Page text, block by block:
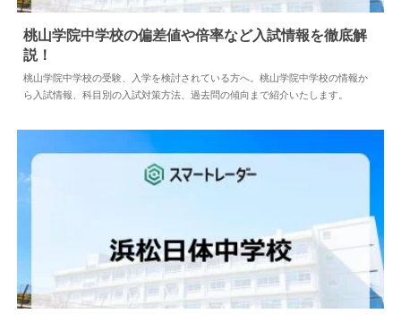
中学情報 2024.04.02
桃山学院中学校の偏差値や倍率など入試情報を徹底解
説！
桃山学院中学校の受験、入学を検討されている方へ。桃山学院中学校の情報か
ら入試情報、科目別の入試対策方法、過去問の傾向まで紹介いたします。